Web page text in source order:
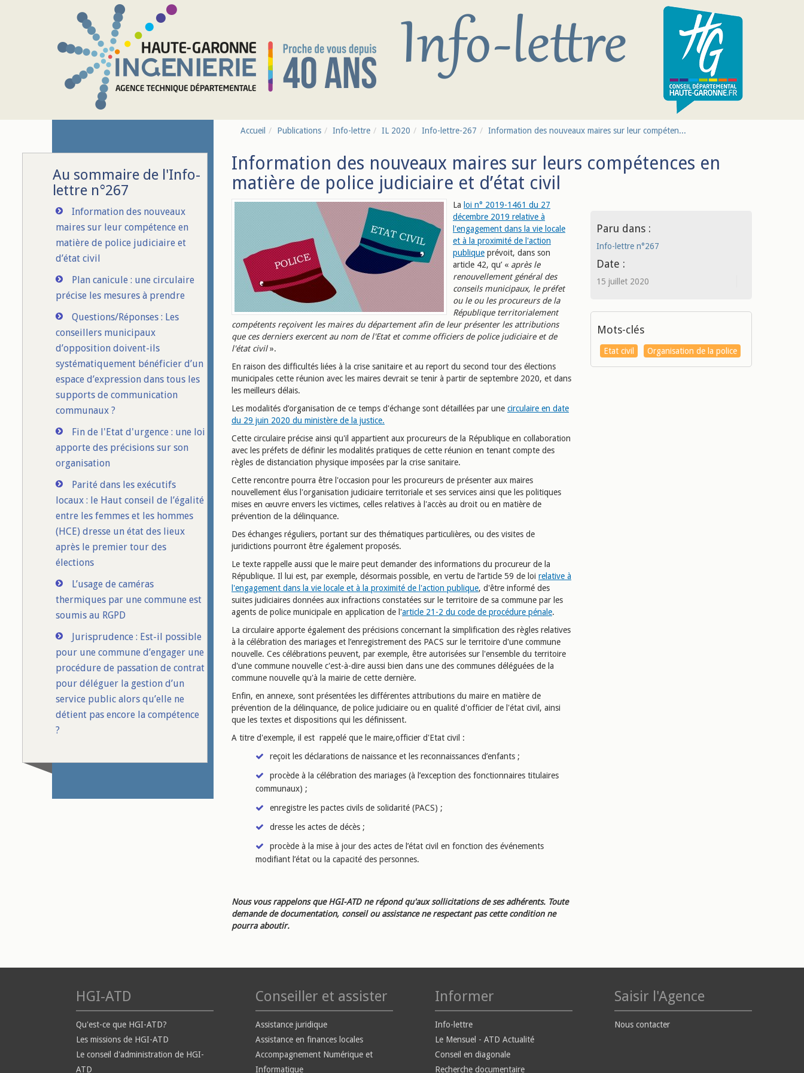
Au sommaire de l'Info-
lettre n°267
Information des nouveaux
maires sur leur compétence en
matière de police judiciaire et
d’état civil
Plan canicule : une circulaire
précise les mesures à prendre
Questions/Réponses : Les
conseillers municipaux
d’opposition doivent-ils
systématiquement bénéficier d’un
espace d’expression dans tous les
supports de communication
communaux ?
Fin de l'Etat d'urgence : une loi
apporte des précisions sur son
organisation
Parité dans les exécutifs
locaux : le Haut conseil de l’égalité
entre les femmes et les hommes
(HCE) dresse un état des lieux
après le premier tour des
élections
L’usage de caméras
thermiques par une commune est
soumis au RGPD
Jurisprudence : Est-il possible
pour une commune d’engager une
procédure de passation de contrat
pour déléguer la gestion d’un
service public alors qu’elle ne
détient pas encore la compétence
?
Accueil Publications Info-lettre IL 2020 Info-lettre-267 Information des nouveaux maires sur leur compéten...
Information des nouveaux maires sur leurs compétences en
matière de police judiciaire et d’état civil
La loi n° 2019-1461 du 27
décembre 2019 relative à
l'engagement dans la vie locale
et à la proximité de l'action
publique prévoit, dans son
article 42, qu’ « après le
renouvellement général des
conseils municipaux, le préfet
ou le ou les procureurs de la
République territorialement
compétents reçoivent les maires du département afin de leur présenter les attributions
que ces derniers exercent au nom de l'Etat et comme officiers de police judiciaire et de
l'état civil».
En raison des difficultés liées à la crise sanitaire et au report du second tour des élections
municipales cette réunion avec les maires devrait se tenir à partir de septembre 2020, et dans
les meilleurs délais.
Les modalités d’organisation de ce temps d'échange sont détaillées par une circulaire en date
du 29 juin 2020 du ministère de la justice.
Cette circulaire précise ainsi qu'il appartient aux procureurs de la République en collaboration
avec les préfets de définir les modalités pratiques de cette réunion en tenant compte des
règles de distanciation physique imposées par la crise sanitaire.
Cette rencontre pourra être l'occasion pour les procureurs de présenter aux maires
nouvellement élus l'organisation judiciaire territoriale et ses services ainsi que les politiques
mises en œuvre envers les victimes, celles relatives à l'accès au droit ou en matière de
prévention de la délinquance.
Des échanges réguliers, portant sur des thématiques particulières, ou des visites de
juridictions pourront être également proposés.
Le texte rappelle aussi que le maire peut demander des informations du procureur de la
République. Il lui est, par exemple, désormais possible, en vertu de l’article 59 de loi relative à
l'engagement dans la vie locale et à la proximité de l'action publique, d'être informé des
suites judiciaires données aux infractions constatées sur le territoire de sa commune par les
agents de police municipale en application de l'article 21-2 du code de procédure pénale.
La circulaire apporte également des précisions concernant la simplification des règles relatives
à la célébration des mariages et l’enregistrement des PACS sur le territoire d'une commune
nouvelle. Ces célébrations peuvent, par exemple, être autorisées sur l'ensemble du territoire
d'une commune nouvelle c'est-à-dire aussi bien dans une des communes déléguées de la
commune nouvelle qu'à la mairie de cette dernière.
Enfin, en annexe, sont présentées les différentes attributions du maire en matière de
prévention de la délinquance, de police judiciaire ou en qualité d'officier de l'état civil, ainsi
que les textes et dispositions qui les définissent.
A titre d'exemple, il est rappelé que le maire,officier d'Etat civil :
reçoit les déclarations de naissance et les reconnaissances d’enfants ;
procède à la célébration des mariages (à l’exception des fonctionnaires titulaires
communaux) ;
enregistre les pactes civils de solidarité (PACS) ;
dresse les actes de décès ;
procède à la mise à jour des actes de l’état civil en fonction des événements
modifiant l’état ou la capacité des personnes.
Nous vous rappelons que HGI-ATD ne répond qu'aux sollicitations de ses adhérents. Toute
demande de documentation, conseil ou assistance ne respectant pas cette condition ne
pourra aboutir.
Paru dans :
Info-lettre n°267
Date :
15 juillet 2020
Mots-clés
Etat civil Organisation de la police
HGI-ATD
Qu'est-ce que HGI-ATD?
Les missions de HGI-ATD
Le conseil d'administration de HGI-
ATD
Conseiller et assister
Assistance juridique
Assistance en finances locales
Accompagnement Numérique et
Informatique
Informer
Info-lettre
Le Mensuel - ATD Actualité
Conseil en diagonale
Recherche documentaire
Saisir l'Agence
Nous contacter